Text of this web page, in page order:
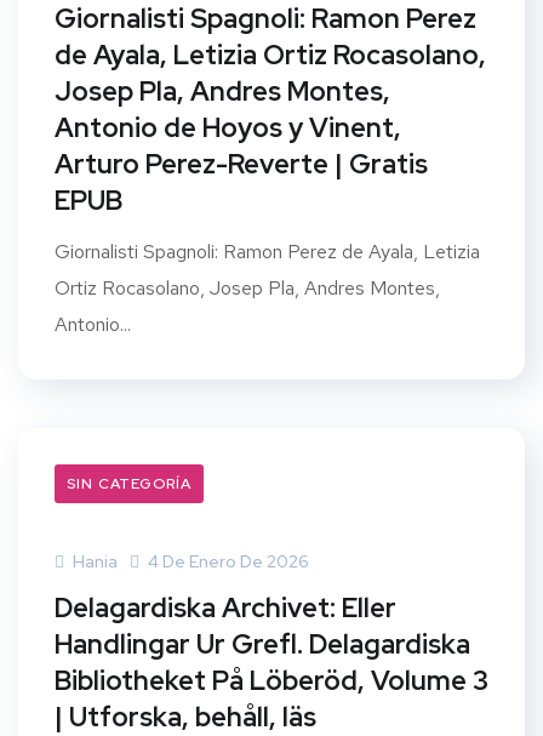
Giornalisti Spagnoli: Ramon Perez
de Ayala, Letizia Ortiz Rocasolano,
Josep Pla, Andres Montes,
Antonio de Hoyos y Vinent,
Arturo Perez-Reverte | Gratis
EPUB
Giornalisti Spagnoli: Ramon Perez de Ayala, Letizia
Ortiz Rocasolano, Josep Pla, Andres Montes,
Antonio...
SIN CATEGORÍA
Hania 4 De Enero De 2026
Delagardiska Archivet: Eller
Handlingar Ur Grefl. Delagardiska
Bibliotheket På Löberöd, Volume 3
| Utforska, behåll, läs